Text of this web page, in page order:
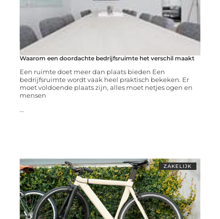
Waarom een doordachte bedrijfsruimte het verschil maakt
Een ruimte doet meer dan plaats bieden Een
bedrijfsruimte wordt vaak heel praktisch bekeken. Er
moet voldoende plaats zijn, alles moet netjes ogen en
mensen
...
ZAKELIJK